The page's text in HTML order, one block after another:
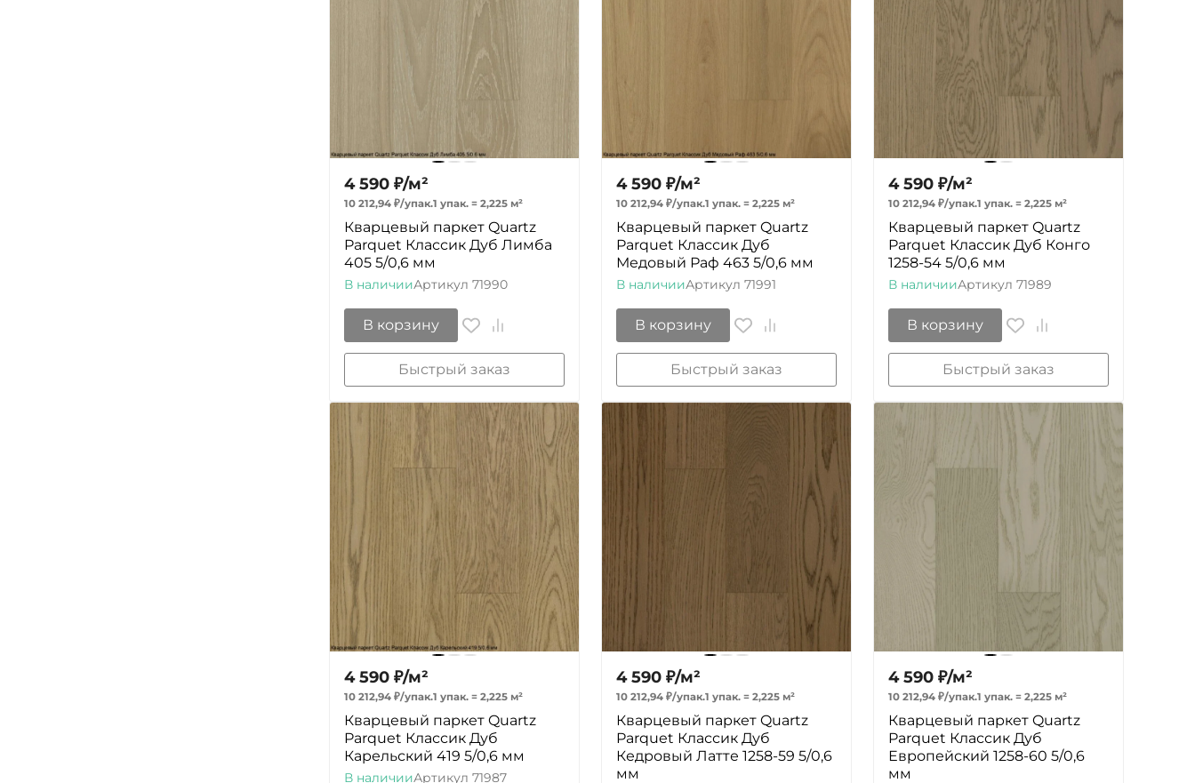
4 590 ₽/м²
10 212,94 ₽/упак.1 упак. = 2,225 м²
Кварцевый паркет Quartz
Parquet Классик Дуб Лимба
405 5/0,6 мм
В наличииАртикул 71990
В корзину
Быстрый заказ
4 590 ₽/м²
10 212,94 ₽/упак.1 упак.= 2,225 м²
Кварцевый паркет Quartz
Parquet Классик Дуб
Медовый Раф 463 5/0,6 мм
В наличииАртикул 71991
В корзину
Быстрый заказ
4 590 ₽/м²
10 212,94 ₽/упак.1 упак.= 2,225 м²
Кварцевый паркет Quartz
Parquet Классик Дуб Конго
1258-54 5/0,6 мм
В наличииАртикул 71989
В корзину
Быстрый заказ
4 590 ₽/м²
10 212,94 ₽/упак.1 упак. = 2,225 м²
Кварцевый паркет Quartz
Parquet Классик Дуб
Карельский 419 5/0,6 мм
В наличииАртикул 71987
4 590 ₽/м²
10 212,94 ₽/упак.1 упак.= 2,225 м²
Кварцевый паркет Quartz
Parquet Классик Дуб
Кедровый Латте 1258-59 5/0,6
мм
4 590 ₽/м²
10 212,94 ₽/упак.1 упак.= 2,225 м²
Кварцевый паркет Quartz
Parquet Классик Дуб
Европейский 1258-60 5/0,6
мм